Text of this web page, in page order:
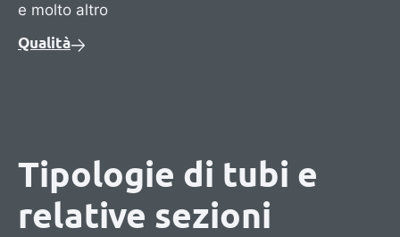
e molto altro
Qualità
Tipologie di tubi e
relative sezioni